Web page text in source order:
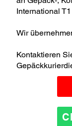
International
Wir
Kontaktieren